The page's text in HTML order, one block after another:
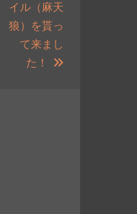
イル（麻天
狼）を貰っ
て来まし
た！
次